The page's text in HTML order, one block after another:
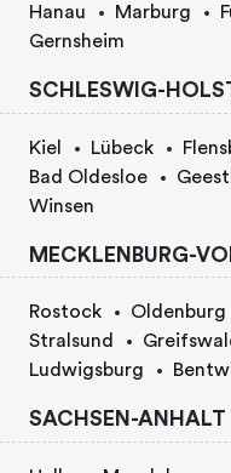
Hanau
Marburg
Gernsheim
SCHLESWIG-
Kiel Lübeck
Bad Oldesloe
Winsen
MECKLENBURG-
Rostock Oldenburg
Stralsund
Ludwigsburg
SACHSEN-ANHALT